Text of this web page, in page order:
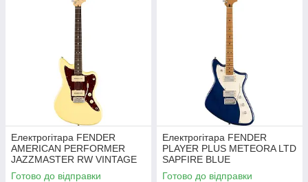
Електрогітара FENDER
AMERICAN PERFORMER
JAZZMASTER RW VINTAGE
WHITE
Готово до відправки
Електрогітара FENDER
PLAYER PLUS METEORA LTD
SAPFIRE BLUE
TRANSPARENT
Готово до відправки